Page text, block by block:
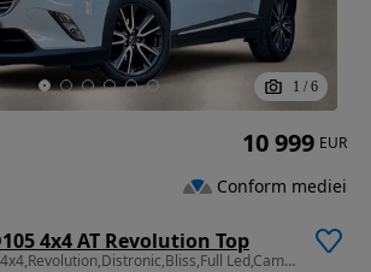
1 / 6
4x4 AT Revolution Top
1499 cm3 • 105 CP • 4x4,Revolution,Distronic,Bliss,Full Led,Camera,Piele,Garantie 1AN,Rate
10 999 EUR
Conform mediei